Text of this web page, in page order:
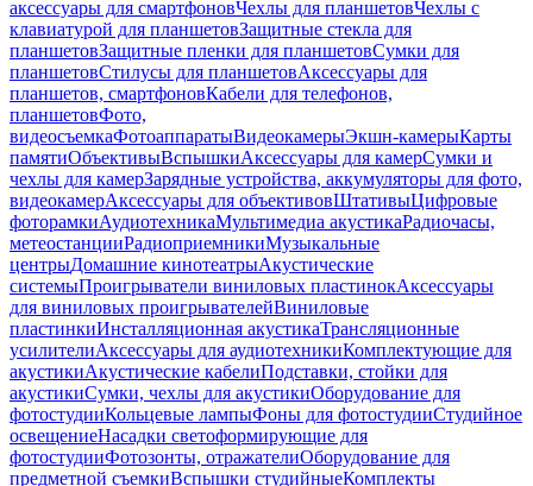
аксессуары для смартфоновЧехлы для планшетовЧехлы с
клавиатурой для планшетовЗащитные стекла для
планшетовЗащитные пленки для планшетовСумки для
планшетовСтилусы для планшетовАксессуары для
планшетов, смартфоновКабели для телефонов,
планшетовФото,
видеосъемкаФотоаппаратыВидеокамерыЭкшн-камерыКарты
памятиОбъективыВспышкиАксессуары для камерСумки и
чехлы для камерЗарядные устройства, аккумуляторы для фото,
видеокамерАксессуары для объективовШтативыЦифровые
фоторамкиАудиотехникаМультимедиа акустикаРадиочасы,
метеостанцииРадиоприемникиМузыкальные
центрыДомашние кинотеатрыАкустические
системыПроигрыватели виниловых пластинокАксессуары
для виниловых проигрывателейВиниловые
пластинкиИнсталляционная акустикаТрансляционные
усилителиАксессуары для аудиотехникиКомплектующие для
акустикиАкустические кабелиПодставки, стойки для
акустикиСумки, чехлы для акустикиОборудование для
фотостудииКольцевые лампыФоны для фотостудииСтудийное
освещениеНасадки светоформирующие для
фотостудииФотозонты, отражателиОборудование для
предметной съемкиВспышки студийныеКомплекты